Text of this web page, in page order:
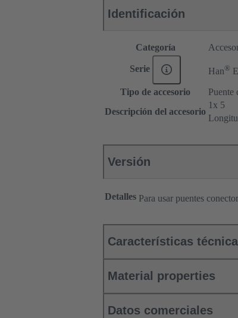
Identificación
Categoría
Serie Han®
Tipo de accesorio
Puente
Descripción del accesorio
1x 5
Versión
Detalles Para usar puentes
Características
Material properties
Datos comerciales